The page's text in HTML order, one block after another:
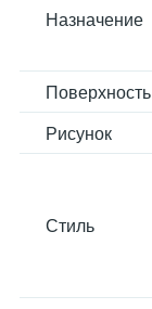
Назначение
Поверхность
Рисунок
Стиль